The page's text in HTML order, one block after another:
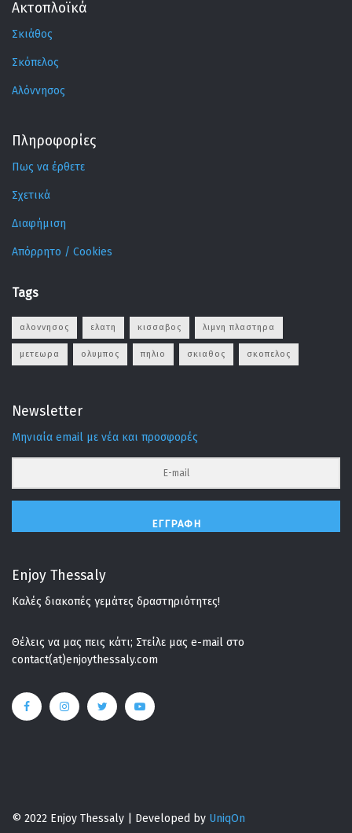
Ακτοπλοϊκά
Σκιάθος
Σκόπελος
Αλόννησος
Πληροφορίες
Πως να έρθετε
Σχετικά
Διαφήμιση
Απόρρητο / Cookies
Tags
αλοννησος ελατη κισσαβος λιμνη πλαστηρα
μετεωρα ολυμπος πηλιο σκιαθος σκοπελος
Newsletter
Μηνιαία email με νέα και προσφορές
ΕΓΓΡΑΦΉ
Enjoy Thessaly
Καλές διακοπές γεμάτες δραστηριότητες!
Θέλεις να μας πεις κάτι; Στείλε μας e-mail στο
contact(at)enjoythessaly.com
© 2022 Enjoy Thessaly | Developed by UniqOn